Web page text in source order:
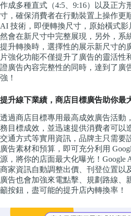
作成多種直式（4:5、9:16）以及正方
寸，確保消費者在行動裝置上操作更
AI 技術，即便轉換尺寸，原始橫式影
然會在新尺寸中完整展現，另外，系
提升轉換時，選擇性的展示新尺寸的
片強化功能不僅提升了廣告的靈活性
證廣告內容完整性的同時，達到了廣
強！
提升線下業績，商店目標廣告助你最
透過商店目標專用最高成效廣告活動
務目標成效，並迅速提供消費者可以
交通方式等實用資訊，品牌主只需要
廣告素材和預算，即可充分利用
源，將你的店面最大化曝光！Google
商家資訊自動調整出價、刊登位置以
廣告也會加強來電點擊、規劃路線、
籲按鈕，盡可能的提升店內轉換率！